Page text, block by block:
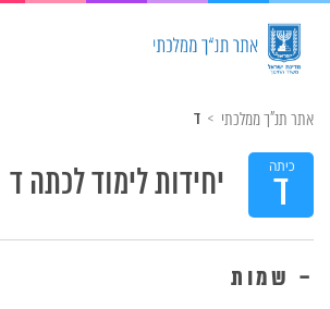
אתר תנ"ך ממלכתי ד
כיתה
ד יחידות לימוד לכתה ד
שמות